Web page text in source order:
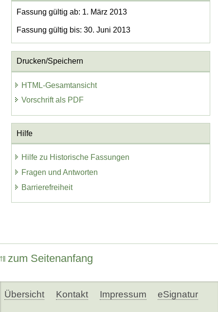
Fassung gültig ab: 1. März 2013
Fassung gültig bis: 30. Juni 2013
Drucken/Speichern
HTML-Gesamtansicht
Vorschrift als PDF
Hilfe
Hilfe zu Historische Fassungen
Fragen und Antworten
Barrierefreiheit
zum Seitenanfang
Übersicht Kontakt Impressum eSignatur